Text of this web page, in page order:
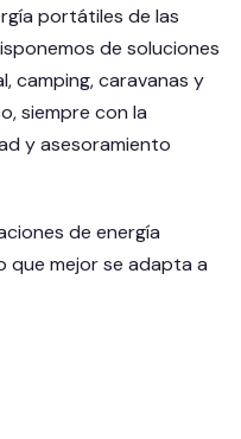
portátiles de las
de soluciones
camping, caravanas y
siempre con la
y asesoramiento
de energía
que mejor se adapta a